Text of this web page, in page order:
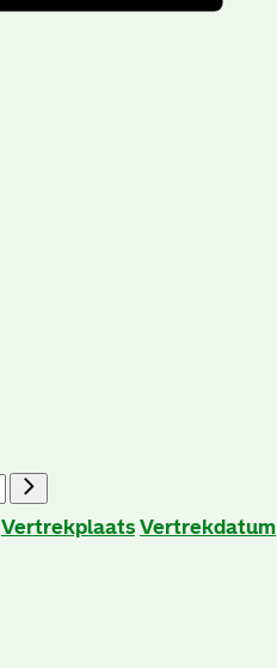
Vertrekplaats Vertrekdatum